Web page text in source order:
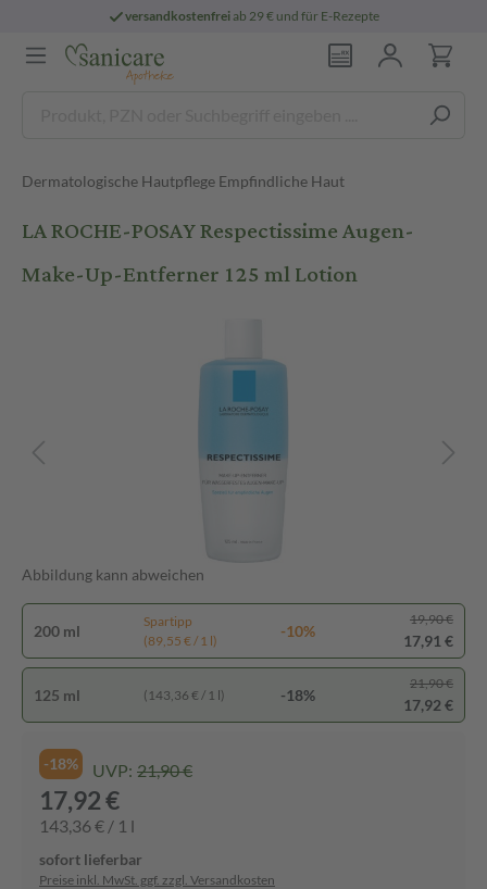
versandkostenfreiab 29 € und für E-Rezepte
Dermatologische Hautpflege Empfindliche Haut
LA ROCHE-POSAY Respectissime Augen-
Make-Up-Entferner 125 ml Lotion
Abbildung kann abweichen
200 ml
Spartipp
(89,55 € / 1 l)
-10%
19,90 €
17,91 €
125 ml (143,36 € / 1 l) -18%
21,90 €
17,92 €
-18% UVP: 21,90 €
17,92 €
143,36 € / 1 l
sofort lieferbar
Preise inkl. MwSt. ggf. zzgl. Versandkosten